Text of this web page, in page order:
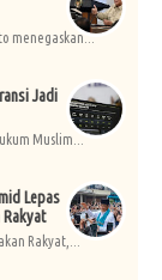
menegaskan...
Jadi
Muslim...
Lepas
Rakyat
Rakyat,...